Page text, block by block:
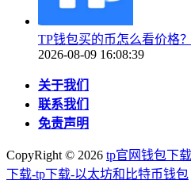
TP钱包买的币怎么看价格
2026-08-09 16:08:39
关于我们
联系我们
免责声明
CopyRight © 2026 tp官网钱包下
下载-tp下载-以太坊和比特币钱包